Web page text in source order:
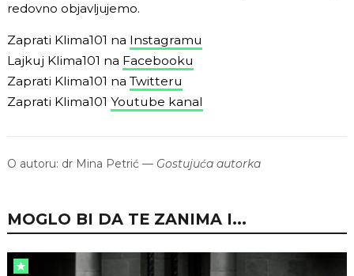
redovno objavljujemo.
Zaprati Klima101 na Instagramu
Lajkuj Klima101 na Facebooku
Zaprati Klima101 na Twitteru
Zaprati Klima101 Youtube kanal
O autoru: dr Mina Petrić — Gostujuća autorka
MOGLO BI DA TE ZANIMA I...